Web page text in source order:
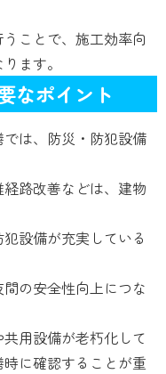
ことで、施工効率向
ます。
なポイント
は、防災・防犯設備
路改善などは、建物
設備が充実している
の安全性向上につな
用設備が老朽化して
に確認することが重